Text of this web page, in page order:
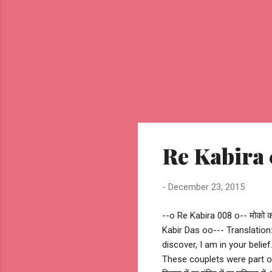
Re
- December 23, 2015
--o Re Kabira 008 o-- मोको
Kabir Das oo---
discover, I am in your
These couplets were part of